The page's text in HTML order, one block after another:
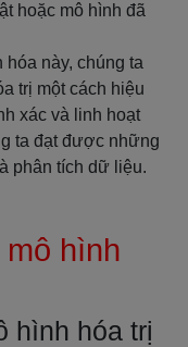
hoặc mô hình đã
này, chúng ta
trị một cách hiệu
xác và linh hoạt
ta đạt được những
phân tích dữ liệu.
hình
hình hóa trị